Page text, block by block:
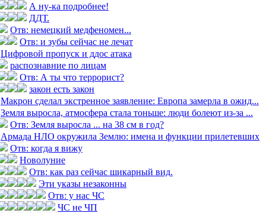
А ну-ка подробнее!
ДДТ.
Отв: немецкий медфеномен...
Отв: и зубы сейчас не лечат
Цифровой пропуск и ддос атака
распознавние по лицам
Отв: А ты что террорист?
закон есть закон
Макрон сделал экстренное заявление: Европа замерла в ожид...
Земля выросла, атмосфера стала тоньше: люди болеют из-за ...
Отв: Земля выросла ... на 38 см в год?
Армада НЛО окружила Землю: имена и функции прилетевших
Отв: когда я вижу
Новолуние
Отв: как раз сейчас шикарный вид.
Эти указы незаконны
Отв: у нас ЧС
ЧС не ЧП